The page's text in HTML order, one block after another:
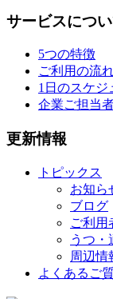
サービスにつ
5つの特徴
ご利用の流
1日のスケジ
企業ご担当
更新情報
トピックス
お知ら
ブログ
ご利用
うつ・
周辺情
よくあるご